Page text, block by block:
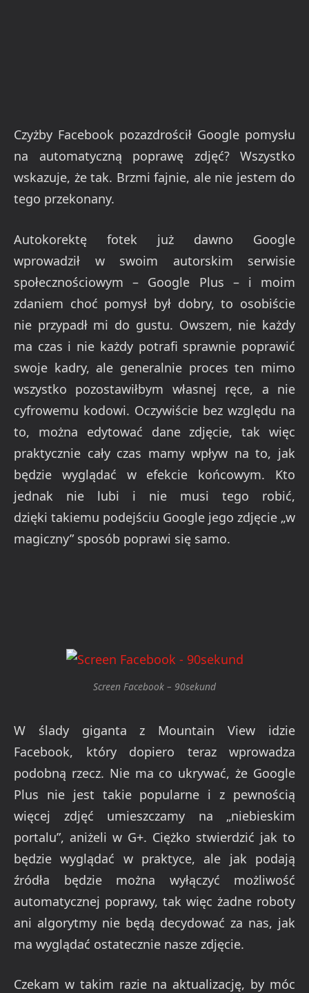
Czyżby Facebook pozazdrościł Google pomysłu
na automatyczną poprawę zdjęć? Wszystko
wskazuje, że tak. Brzmi fajnie, ale nie jestem do
tego przekonany.
Autokorektę fotek już dawno Google
wprowadził w swoim autorskim serwisie
społecznościowym – Google Plus – i moim
zdaniem choć pomysł był dobry, to osobiście
nie przypadł mi do gustu. Owszem, nie każdy
ma czas i nie każdy potrafi sprawnie poprawić
swoje kadry, ale generalnie proces ten mimo
wszystko pozostawiłbym własnej ręce, a nie
cyfrowemu kodowi. Oczywiście bez względu na
to, można edytować dane zdjęcie, tak więc
praktycznie cały czas mamy wpływ na to, jak
będzie wyglądać w efekcie końcowym. Kto
jednak nie lubi i nie musi tego robić,
dzięki takiemu podejściu Google jego zdjęcie „w
magiczny” sposób poprawi się samo.
Screen Facebook – 90sekund
W ślady giganta z Mountain View idzie
Facebook, który dopiero teraz wprowadza
podobną rzecz. Nie ma co ukrywać, że Google
Plus nie jest takie popularne i z pewnością
więcej zdjęć umieszczamy na „niebieskim
portalu”, aniżeli w G+. Ciężko stwierdzić jak to
będzie wyglądać w praktyce, ale jak podają
źródła będzie można wyłączyć możliwość
automatycznej poprawy, tak więc żadne roboty
ani algorytmy nie będą decydować za nas, jak
ma wyglądać ostatecznie nasze zdjęcie.
Czekam w takim razie na aktualizację, by móc